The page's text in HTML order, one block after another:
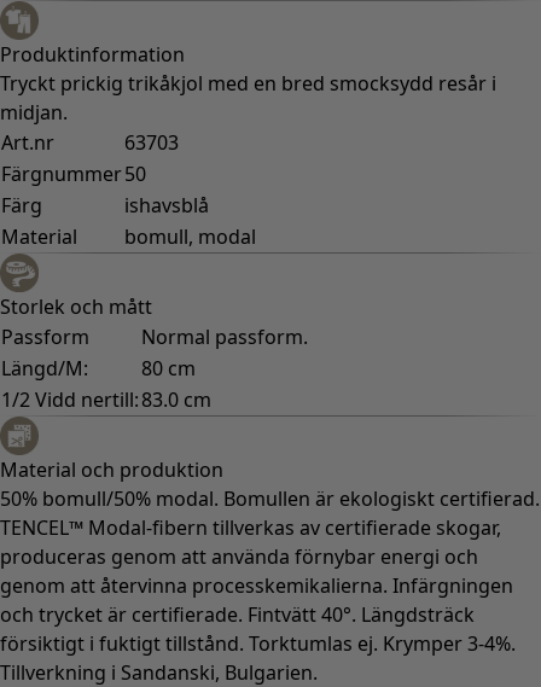
Produktinformation
Tryckt prickig trikåkjol med en bred smocksydd resår i
midjan.
Art.nr
63703
Färgnummer50
Färg
ishavsblå
Material
bomull, modal
Storlek och mått
Passform
Normal passform.
Längd/M:
80 cm
1/2 Vidd nertill:83.0 cm
Material och produktion
50% bomull/50% modal. Bomullen är ekologiskt certifierad.
TENCEL™ Modal-fibern tillverkas av certifierade skogar,
produceras genom att använda förnybar energi och
genom att återvinna processkemikalierna. Infärgningen
och trycket är certifierade. Fintvätt 40°. Längdsträck
försiktigt i fuktigt tillstånd. Torktumlas ej. Krymper 3-4%.
Tillverkning i Sandanski, Bulgarien.